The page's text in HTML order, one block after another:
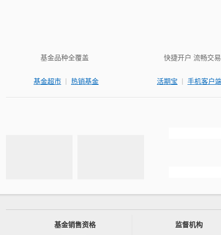
基金品种全覆盖
基金超市 | 热销基金
快捷开户 流畅交易
活期宝 | 手机客户
基金销售资格 监督机构